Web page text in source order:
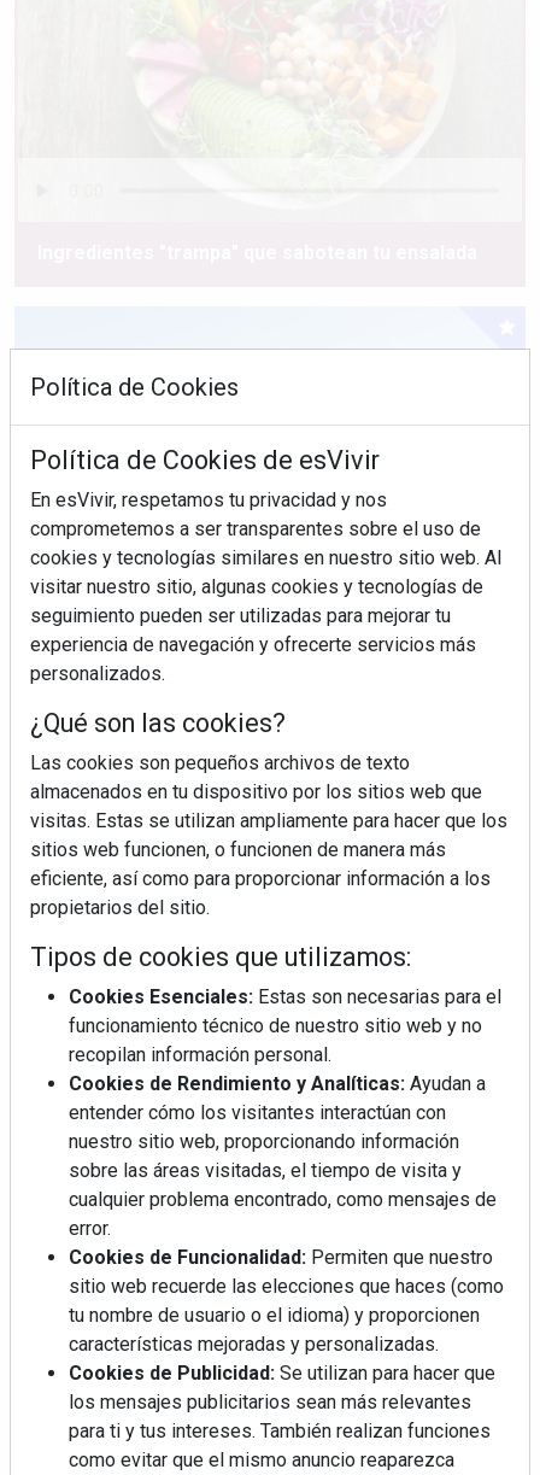
¿Sabes en qué consiste el síndrome metabólico?
Mujer del mes: Boticaria García, la farmacéutica que
habla con el corazón
Política de Cookies
Política de Cookies de esVivir
En esVivir, respetamos tu privacidad y nos
comprometemos a ser transparentes sobre el uso de
cookies y tecnologías similares en nuestro sitio web. Al
visitar nuestro sitio, algunas cookies y tecnologías de
seguimiento pueden ser utilizadas para mejorar tu
experiencia de navegación y ofrecerte servicios más
personalizados.
¿Qué son las cookies?
Las cookies son pequeños archivos de texto
almacenados en tu dispositivo por los sitios web que
visitas. Estas se utilizan ampliamente para hacer que los
sitios web funcionen, o funcionen de manera más
eficiente, así como para proporcionar información a los
propietarios del sitio.
Tipos de cookies que utilizamos:
Cookies Esenciales: Estas son necesarias para el
funcionamiento técnico de nuestro sitio web y no
recopilan información personal.
Cookies de Rendimiento y Analíticas: Ayudan a
entender cómo los visitantes interactúan con
nuestro sitio web, proporcionando información
sobre las áreas visitadas, el tiempo de visita y
cualquier problema encontrado, como mensajes de
error.
Cookies de Funcionalidad: Permiten que nuestro
sitio web recuerde las elecciones que haces (como
tu nombre de usuario o el idioma) y proporcionen
características mejoradas y personalizadas.
Cookies de Publicidad: Se utilizan para hacer que
los mensajes publicitarios sean más relevantes
para ti y tus intereses. También realizan funciones
como evitar que el mismo anuncio reaparezca